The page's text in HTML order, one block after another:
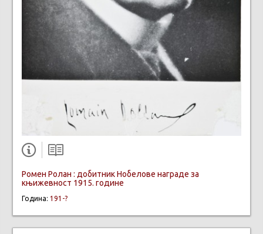
Ромен Ролан : добитник Нобелове награде за
књижевност 1915. године
Година: 191-?